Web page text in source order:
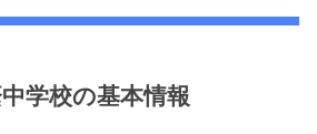
家 女子学院中学校はどんな
学校の基本情報